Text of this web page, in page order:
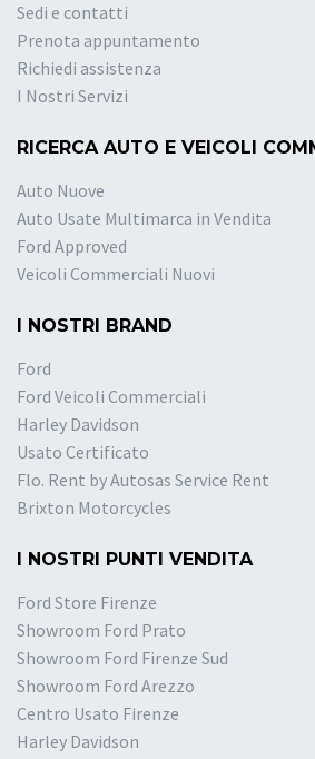
Sedi e contatti
Prenota appuntamento
Richiedi assistenza
I Nostri Servizi
RICERCA AUTO E VEICOLI
Auto Nuove
Auto Usate Multimarca in Vendita
Ford Approved
Veicoli Commerciali Nuovi
I NOSTRI BRAND
Ford
Ford Veicoli Commerciali
Harley Davidson
Usato Certificato
Flo. Rent by Autosas Service Rent
Brixton Motorcycles
I NOSTRI PUNTI VENDITA
Ford Store Firenze
Showroom Ford Prato
Showroom Ford Firenze Sud
Showroom Ford Arezzo
Centro Usato Firenze
Harley Davidson